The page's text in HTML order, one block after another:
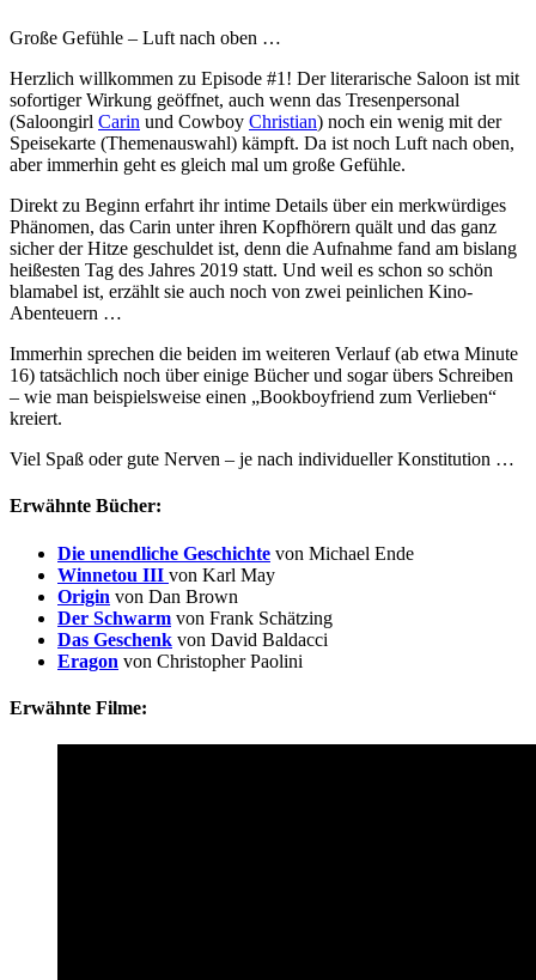
Große Gefühle – Luft nach oben …
Herzlich willkommen zu Episode #1! Der literarische Saloon ist mit
sofortiger Wirkung geöffnet, auch wenn das Tresenpersonal
(Saloongirl Carin und Cowboy Christian) noch ein wenig mit der
Speisekarte (Themenauswahl) kämpft. Da ist noch Luft nach oben,
aber immerhin geht es gleich mal um große Gefühle.
Direkt zu Beginn erfahrt ihr intime Details über ein merkwürdiges
Phänomen, das Carin unter ihren Kopfhörern quält und das ganz
sicher der Hitze geschuldet ist, denn die Aufnahme fand am bislang
heißesten Tag des Jahres 2019 statt. Und weil es schon so schön
blamabel ist, erzählt sie auch noch von zwei peinlichen Kino-
Abenteuern …
Immerhin sprechen die beiden im weiteren Verlauf (ab etwa Minute
16) tatsächlich noch über einige Bücher und sogar übers Schreiben
– wie man beispielsweise einen „Bookboyfriend zum Verlieben“
kreiert.
Viel Spaß oder gute Nerven – je nach individueller Konstitution …
Erwähnte Bücher:
Die unendliche Geschichte von Michael Ende
Winnetou III von Karl May
Origin von Dan Brown
Der Schwarm von Frank Schätzing
Das Geschenk von David Baldacci
Eragon von Christopher Paolini
Erwähnte Filme: